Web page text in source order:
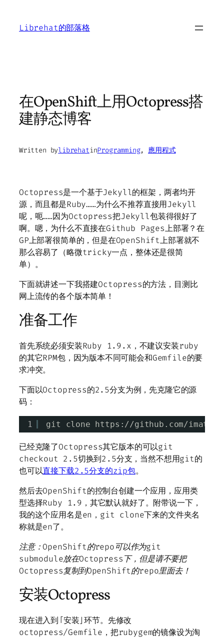
content
Librehat的部落格
在OpenShift上用Octopress搭
建静态博客
Written bylibrehatinProgramming, 應用程式
Octopress是一个基于Jekyll的框架，两者均开
源，而且都是Ruby……为什么不推荐直接用Jekyll
呢，呃……因为Octopress把Jekyll包装得很好了
啊。嗯，为什么不直接在Github Pages上部署？在
GP上部署很简单的，但是在OpenShift上部署就不
那么容易了（略微tricky一点，整体还是很简
单）。
下面就讲述一下我搭建Octopress的方法，目测比
网上流传的各个版本简单！
准备工作
首先系统必须安装Ruby 1.9.x，不建议安装ruby
的其它RPM包，因为版本不同可能会和Gemfile的要
求冲突。
下面以Octopress的2.5分支为例，先克隆它的源
码：
1 git clone https: //github .com/
已经克隆了Octopress其它版本的可以git
checkout 2.5切换到2.5分支，当然不想用git的
也可以直接下载2.5分支的zip包。
然后去OpenShift的控制台创建一个应用，应用类
型选择Ruby 1.9，其它默认就好了。附带说一下，
我的这个应用名是en，git clone下来的文件夹名
称就是en了。
注意：OpenShift的repo可以作为git
submodule放在Octopress下，但是请不要把
Octopress复制到OpenShift的repo里面去！
安装Octopress
现在进入到「安装」环节。先修改
octopress/Gemfile，把rubygem的镜像设为淘